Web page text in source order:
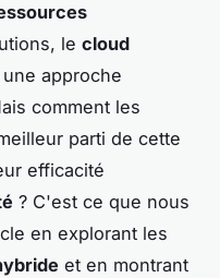
le cloud
approche
comment les
parti de cette
efficacité
? C'est ce que nous
en explorant les
et en montrant